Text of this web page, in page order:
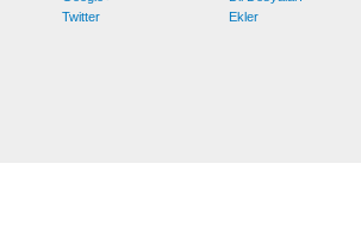
Twitter
Ekler